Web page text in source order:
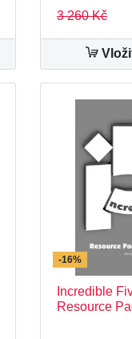
3 260 Kč
-16%
Incredible
Resource